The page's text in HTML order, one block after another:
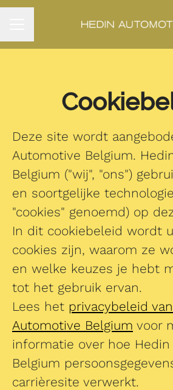
Deze site wordt
Automotive Belgium.
Belgium ("wij", "ons")
en soortgelijke
"cookies" genoemd) op
In dit cookiebeleid wordt
cookies zijn, waarom ze
en welke keuzes je hebt
tot het gebruik ervan.
Lees het privacybeleid
Automotive Belgium voor
informatie over hoe
Belgium
carrièresite verwerkt.